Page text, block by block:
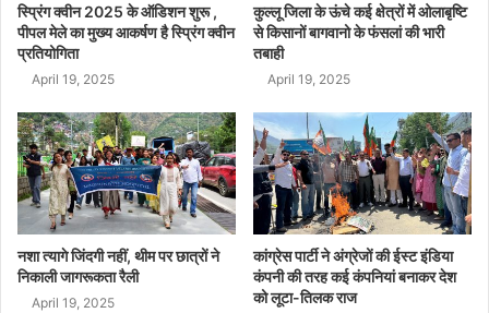
स्प्रिंग क्वीन 2025 के ऑडिशन शुरू ,
पीपल मेले का मुख्य आकर्षण है स्प्रिंग क्वीन
प्रतियोगिता
April 19, 2025
कुल्लू जिला के ऊंचे कई क्षेत्रों में ओलाबृष्टि
से किसानों बागवानो के फंसलां की भारी
तबाही
April 19, 2025
नशा त्यागे जिंदगी नहीं, थीम पर छात्रों ने
निकाली जागरूकता रैली
April 19, 2025
कांग्रेस पार्टी ने अंग्रेजों की ईस्ट इंडिया
कंपनी की तरह कई कंपनियां बनाकर देश
को लूटा-तिलक राज